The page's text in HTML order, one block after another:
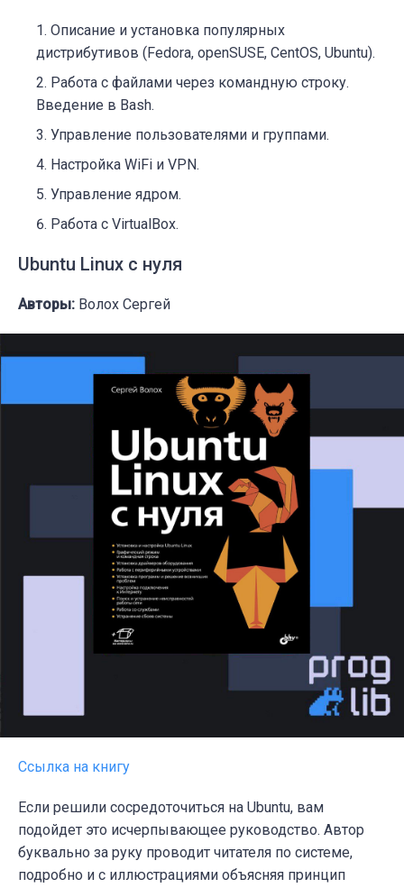
Описание и установка популярных
дистрибутивов (Fedora, openSUSE, CentOS, Ubuntu).
Работа с файлами через командную строку.
Введение в Bash.
Управление пользователями и группами.
Настройка WiFi и VPN.
Управление ядром.
Работа с VirtualBox.
Ubuntu Linux с нуля
Авторы: Волох Сергей
Ссылка на книгу
Если решили сосредоточиться на Ubuntu, вам
подойдет это исчерпывающее руководство. Автор
буквально за руку проводит читателя по системе,
подробно и с иллюстрациями объясняя принцип